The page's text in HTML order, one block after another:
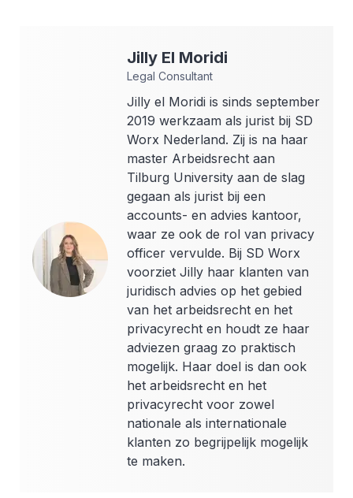
Jilly El Moridi
Legal Consultant
Jilly el Moridi is sinds september
2019 werkzaam als jurist bij SD
Worx Nederland. Zij is na haar
master Arbeidsrecht aan
Tilburg University aan de slag
gegaan als jurist bij een
accounts- en advies kantoor,
waar ze ook de rol van privacy
officer vervulde. Bij SD Worx
voorziet Jilly haar klanten van
juridisch advies op het gebied
van het arbeidsrecht en het
privacyrecht en houdt ze haar
adviezen graag zo praktisch
mogelijk. Haar doel is dan ook
het arbeidsrecht en het
privacyrecht voor zowel
nationale als internationale
klanten zo begrijpelijk mogelijk
te maken.